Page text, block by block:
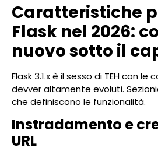
Caratteristiche
Flask nel 2026:
nuovo sotto il
Flask 3.1.x è il sesso di TEH con
devver altamente evoluti.
che definiscono le funzionalità.
Instradamento e
URL